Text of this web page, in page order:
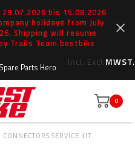
bis 15.08.2026
holidays from July
Shipping will resume
Trails Team bestbike
Incl. Excl.MWST.
Parts Hero
0
SERVICE KIT